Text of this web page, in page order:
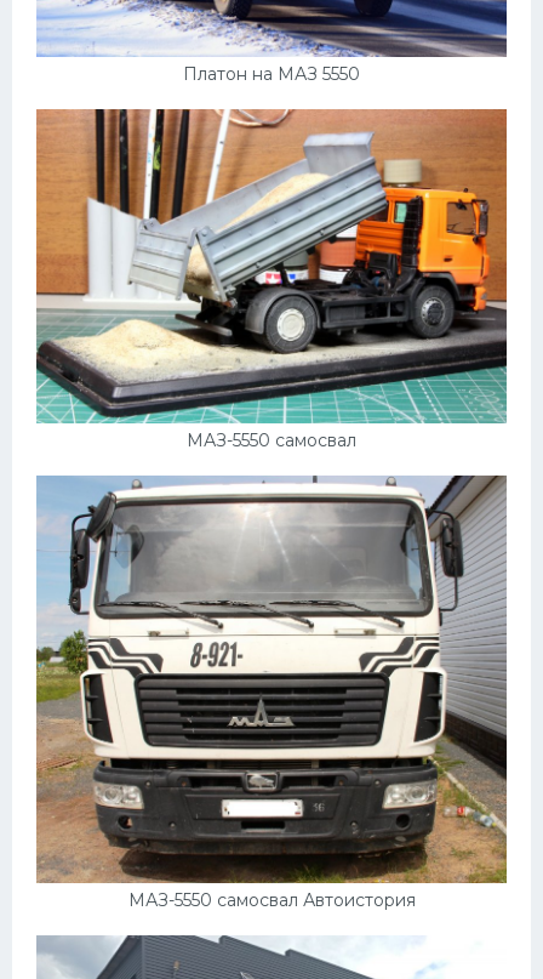
Платон на МАЗ 5550
МАЗ-5550 самосвал
МАЗ-5550 самосвал Автоистория